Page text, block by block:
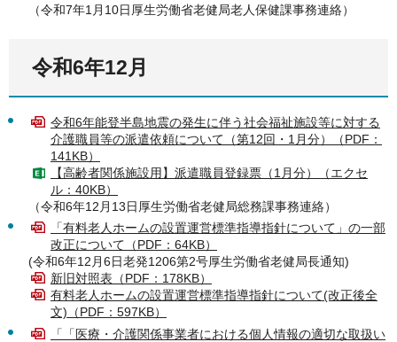
（令和7年1月10日厚生労働省老健局老人保健課事務連絡）
令和6年12月
令和6年能登半島地震の発生に伴う社会福祉施設等に対する
介護職員等の派遣依頼について（第12回・1月分）（PDF：
141KB）
【高齢者関係施設用】派遣職員登録票（1月分）（エクセ
ル：40KB）
（令和6年12月13日厚生労働省老健局総務課事務連絡）
「有料老人ホームの設置運営標準指導指針について」の一部
改正について（PDF：64KB）
(令和6年12月6日老発1206第2号厚生労働省老健局長通知)
新旧対照表（PDF：178KB）
有料老人ホームの設置運営標準指導指針について(改正後全
文)（PDF：597KB）
「「医療・介護関係事業者における個人情報の適切な取扱い